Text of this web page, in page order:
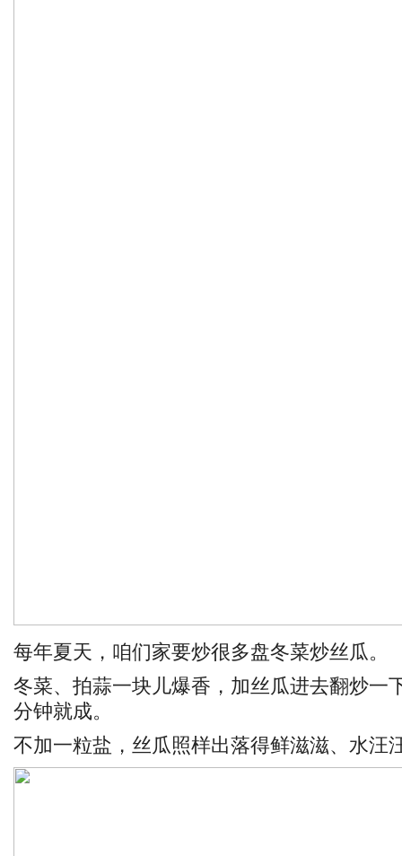
每年夏天，咱们家要炒很多盘冬菜炒丝瓜。
冬菜、拍蒜一块儿爆香，加丝瓜进去翻炒一
分钟就成。
不加一粒盐，丝瓜照样出落得鲜滋滋、水汪